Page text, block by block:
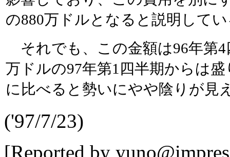
の880万ドルとなると説明して
それでも、この金額は96年第4
万ドルの97年第1四半期からは
に比べると勢いにやや陰りが見
('97/7/23)
[Reported by